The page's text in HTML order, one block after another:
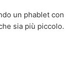
un phablet con
sia più piccolo.